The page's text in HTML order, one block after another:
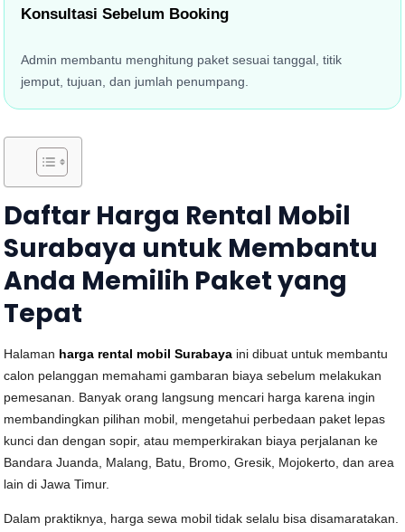
Konsultasi Sebelum Booking
Admin membantu menghitung paket sesuai tanggal, titik
jemput, tujuan, dan jumlah penumpang.
Daftar Harga Rental Mobil
Surabaya untuk Membantu
Anda Memilih Paket yang
Tepat
Halaman harga rental mobil Surabaya ini dibuat untuk membantu
calon pelanggan memahami gambaran biaya sebelum melakukan
pemesanan. Banyak orang langsung mencari harga karena ingin
membandingkan pilihan mobil, mengetahui perbedaan paket lepas
kunci dan dengan sopir, atau memperkirakan biaya perjalanan ke
Bandara Juanda, Malang, Batu, Bromo, Gresik, Mojokerto, dan area
lain di Jawa Timur.
Dalam praktiknya, harga sewa mobil tidak selalu bisa disamaratakan.